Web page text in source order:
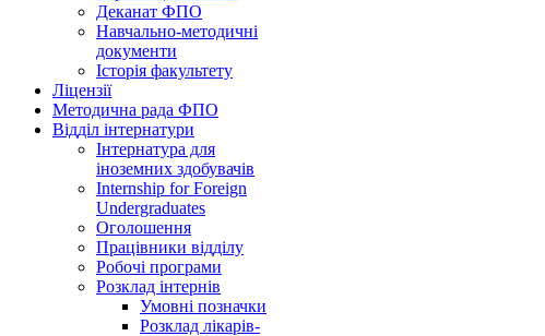
Деканат ФПО
Навчально-методичні
документи
Історія факультету
Ліцензії
Методична рада ФПО
Відділ інтернатури
Інтернатура для
іноземних здобувачів
Internship for Foreign
Undergraduates
Оголошення
Працівники відділу
Робочі програми
Розклад інтернів
Умовні позначки
Розклад лікарів-